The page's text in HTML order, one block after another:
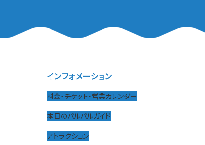
インフォメーション
料金・チケット・営業カレンダー
本日のパルパルガイド
アトラクション